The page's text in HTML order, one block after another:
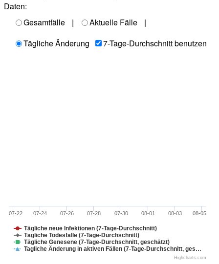
Daten:
Gesamtfälle
| Aktuelle Fälle
|
Tägliche Änderung
7-Tage-Durchschnitt benutzen
Tägliche neue Infektionen (7-Tage-Durchschnitt)
Tägliche Todesfälle (7-Tage-Durchschnitt)
Tägliche Genesene (7-Tage-Durchschnitt, geschätzt)
Tagliche Änderung in aktiven Fällen (7-Tage-Durchschnitt, ges…
07-22 07-24 07-26 07-28 07-30 08-01 08-03 08-05
Highcharts.com